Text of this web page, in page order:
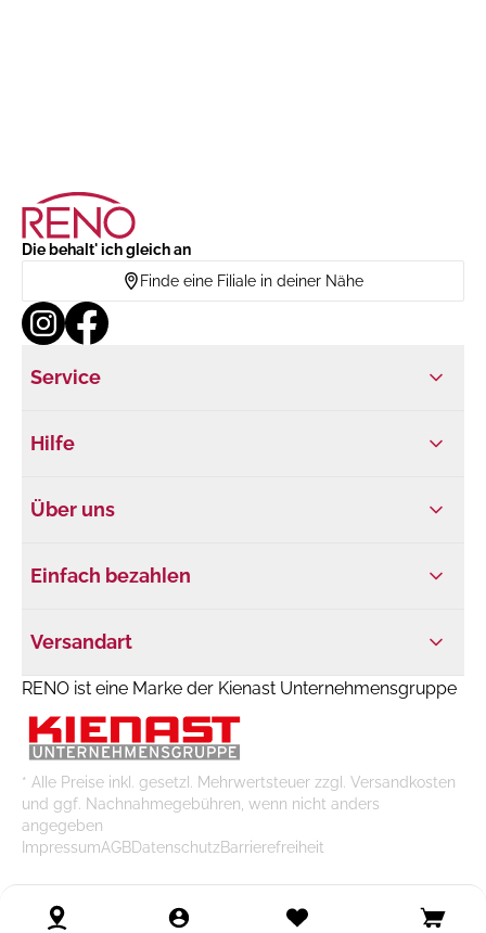
Die behalt' ich gleich an
Finde eine Filiale in deiner Nähe
Service
Hilfe
Über uns
Einfach bezahlen
Versandart
RENO ist eine Marke der Kienast Unternehmensgruppe
* Alle Preise inkl. gesetzl. Mehrwertsteuer zzgl. Versandkosten
und ggf. Nachnahmegebühren, wenn nicht anders
angegeben
ImpressumAGBDatenschutzBarrierefreiheit